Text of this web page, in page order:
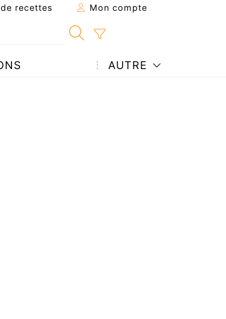
recettes Mon compte
AUTRE
un ami
question à l'auteur
votre photo de cette